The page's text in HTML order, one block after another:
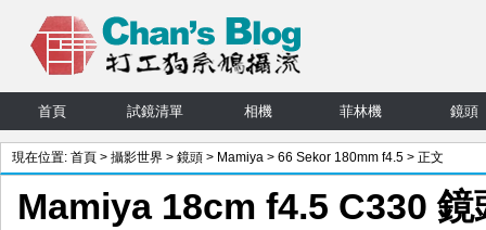
首頁 試鏡清單 相機 菲林機 鏡頭
現在位置: 首頁 > 攝影世界 > 鏡頭 > Mamiya > 66 Sekor 180mm f4.5 > 正文
Mamiya 18cm f4.5 C330 鏡